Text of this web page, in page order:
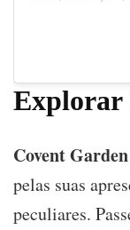
Explorar
Covent Garden
pelas suas
peculiares.